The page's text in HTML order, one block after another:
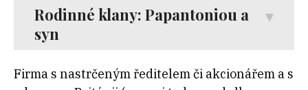
Rodinné klany: Papantoniou a
syn
Firma s nastrčeným ředitelem či akcionářem a s